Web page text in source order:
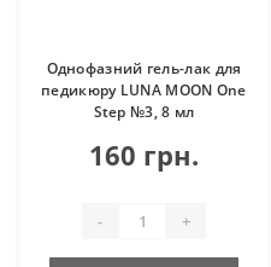
Однофазний гель-лак для
педикюру LUNA MOON One
Step №3, 8 мл
160 грн.
- +